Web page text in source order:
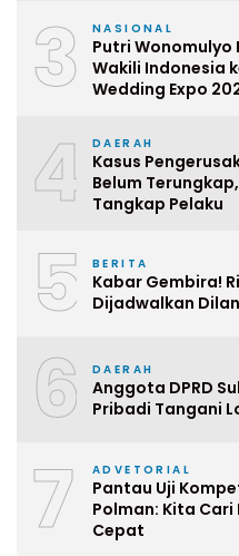
3 NASIONAL
Putri Wonomulyo
Wakili Indonesia
Wedding Expo
4 DAERAH
Kasus
Belum
Tangkap Pelaku
5 BERITA
Kabar Gembira!
Dijadwalkan
6 DAERAH
Anggota DPRD
Pribadi Tangani
7 ADVETORIAL
Pantau Uji
Polman: Kita
Cepat